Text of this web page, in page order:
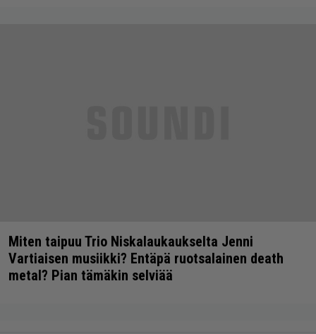
Miten taipuu Trio Niskalaukaukselta Jenni
Vartiaisen musiikki? Entäpä ruotsalainen death
metal? Pian tämäkin selviää